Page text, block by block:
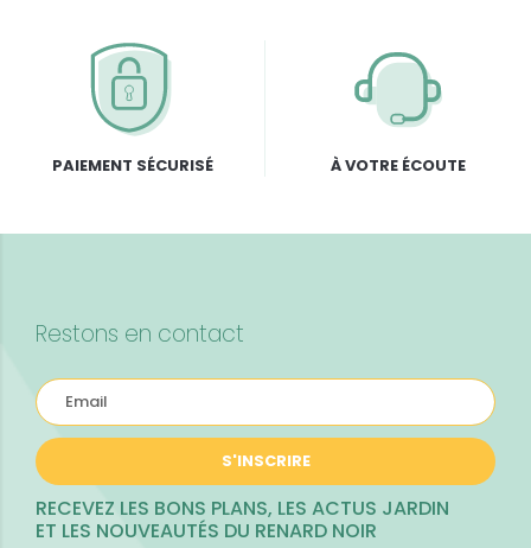
PAIEMENT SÉCURISÉ À VOTRE ÉCOUTE
Restons en contact
S'INSCRIRE
RECEVEZ LES BONS PLANS, LES ACTUS JARDIN
ET LES NOUVEAUTÉS DU RENARD NOIR